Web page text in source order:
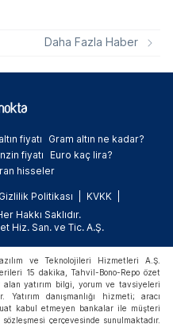
veren
Daha Fazla Haber
fiyatı
Gram altın ne kadar?
fiyatı
Euro kaç lira?
hisseler
Gizlilik Politikası
KVKK
Hakkı Saklıdır.
Hiz. San. ve Tic. A.Ş.
ve Teknolojileri Hizmetleri A.Ş.
15 dakika, Tahvil-Bono-Repo özet
yatırım bilgi, yorum ve tavsiyeleri
Yatırım danışmanlığı hizmeti; aracı
kabul etmeyen bankalar ile müşteri
sözleşmesi çerçevesinde sunulmaktadır.